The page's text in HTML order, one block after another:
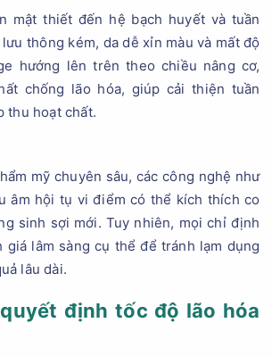
mật thiết đến hệ bạch huyết và tuần
thông kém, da dễ xỉn màu và mất độ
hướng lên trên theo chiều nâng cơ,
chống lão hóa, giúp cải thiện tuần
thu hoạt chất.
mỹ chuyên sâu, các công nghệ như
âm hội tụ vi điểm có thể kích thích co
sinh sợi mới. Tuy nhiên, mọi chỉ định
giá lâm sàng cụ thể để tránh lạm dụng
lâu dài.
định tốc độ lão hóa